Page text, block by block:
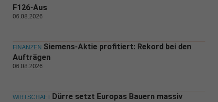
F126-Aus
06.08.2026
FINANZEN Siemens-Aktie profitiert: Rekord bei den
Aufträgen
06.08.2026
WIRTSCHAFT Dürre setzt Europas Bauern massiv